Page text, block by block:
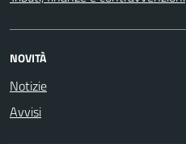
NOVITÀ
Notizie
Avvisi